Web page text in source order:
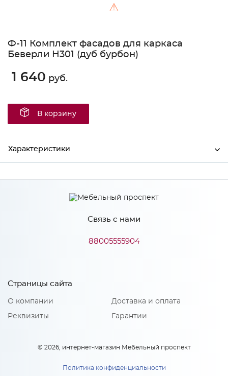
⚠
Ф-11 Комплект фасадов для каркаса
Беверли Н301 (дуб бурбон)
1 640 руб.
В корзину
Характеристики
Производитель Сурская мебель
Дуб Бурбон
Связь с нами
88005555904
Страницы сайта
О компании
Реквизиты
Доставка и оплата
Гарантии
© 2026, интернет-магазин Мебельный проспект
Политика конфиденциальности